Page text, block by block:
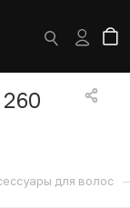
для волос